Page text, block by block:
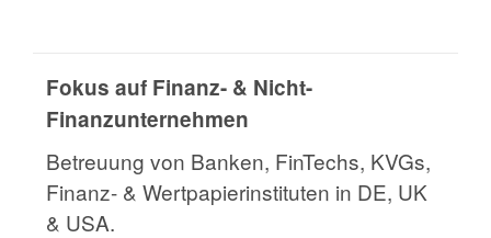
Fokus auf Finanz- & Nicht-
Finanzunternehmen
Betreuung von Banken, FinTechs, KVGs,
Finanz- & Wertpapierinstituten in DE, UK
& USA.